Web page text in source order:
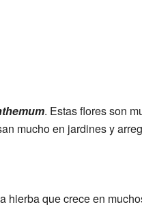
. Estas flores son
mucho en jardines y
hierba que crece en